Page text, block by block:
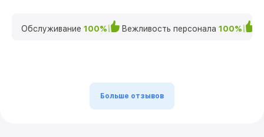
Обслуживание 100% Вежливость персонала 100%
Больше отзывов